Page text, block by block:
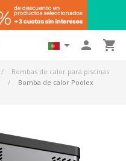
  
Bombas de calor para piscinas
Bomba de calor Poolex